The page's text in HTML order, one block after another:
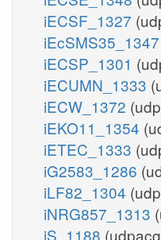
iECSF_1327
iEcSMS35_1347
iECSP_1301
iECUMN_1333
iECW_1372
iEKO11_1354
iETEC_1333
iG2583_1286
iLF82_1304
iNRG857_1313
iS_1188